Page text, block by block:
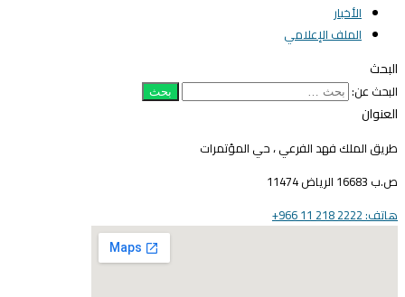
الأخبار
الملف الإعلامي
عن:
الملك فهد الفرعي ، حي المؤتمرات
الرياض 11474
2222 218 11 966+